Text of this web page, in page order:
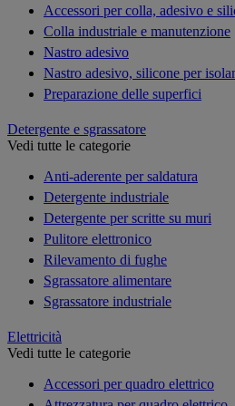
Accessori per colla, adesivo e
Colla industriale e manutenzione
Nastro adesivo
Nastro adesivo, silicone per
Preparazione delle superfici
Detergente e sgrassatore
Vedi tutte le categorie
Anti-aderente per saldatura
Detergente industriale
Detergente per scritte su muri
Pulitore elettronico
Rilevamento di fughe
Sgrassatore alimentare
Sgrassatore industriale
Elettricità
Vedi tutte le categorie
Accessori per quadro elettrico